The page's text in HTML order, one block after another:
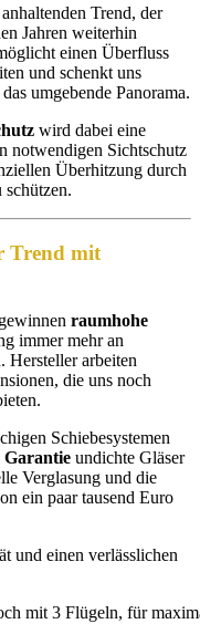
Trend, der
Jahren weiterhin
einen Überfluss
und schenkt uns
umgebende Panorama.
wird dabei eine
notwendigen Sichtschutz
Überhitzung durch
Trend mit
raumhohe
immer mehr an
Hersteller arbeiten
die uns noch
Schiebesystemen
Garantie undichte Gläser
Verglasung und die
ein paar tausend Euro
und einen verlässlichen